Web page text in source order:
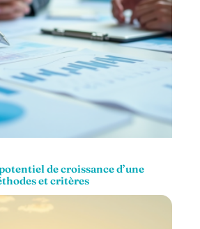
de croissance d’une
et critères